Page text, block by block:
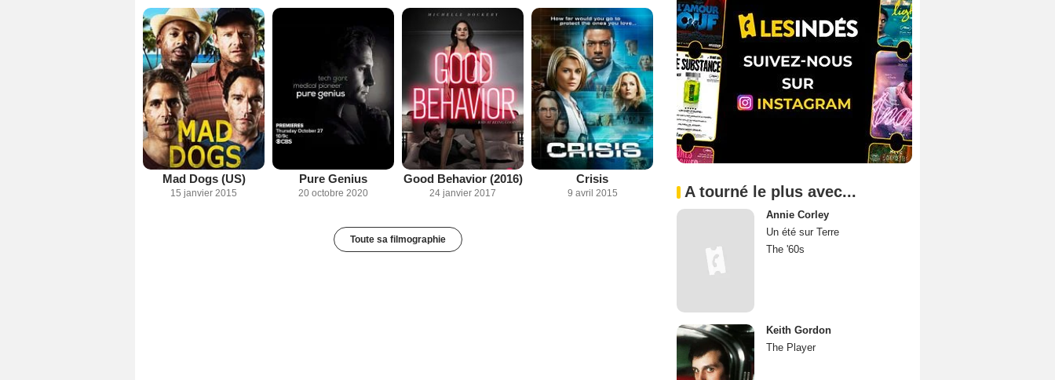
Mad Dogs (US)
15 janvier 2015
Pure Genius
20 octobre 2020
Good Behavior (2016)
24 janvier 2017
Crisis
9 avril 2015
Toute sa filmographie
A tourné le plus avec...
Annie Corley
Un été sur Terre
The '60s
Keith Gordon
The Player